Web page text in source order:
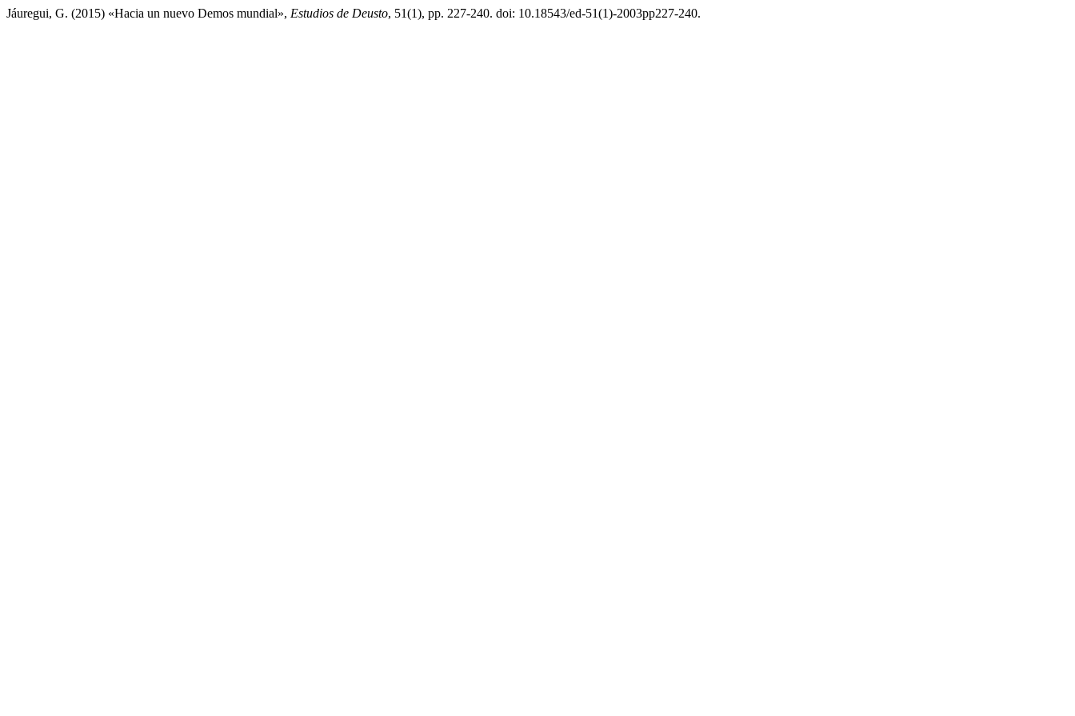
Jáuregui, G. (2015) «Hacia un nuevo Demos mundial», Estudios de Deusto, 51(1), pp. 227-240. doi: 10.18543/ed-51(1)-2003pp227-240.